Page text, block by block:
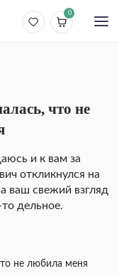
0
что не
и к вам за
откликнулся на
ваш свежий взгляд
дельное.